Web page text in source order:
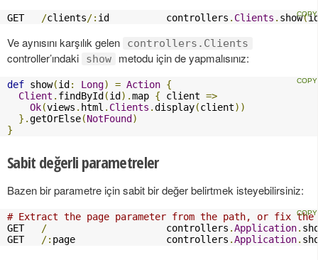
GET /clients/: id          controllers . Clients . show(
Ve aynısını karşılık gelen controllers.Clients
controller’ındaki show metodu için de yapmalısınız:
def show(id : Long) = Action {
Client . findById (id ).map { client =>
Ok(views . html . Clients .display(client))
}.getOrElse(NotFound )
}
Sabit değerli parametreler
Bazen bir parametre için sabit bir değer belirtmek isteyebilirsiniz:
# Extract the page parameter from the path, or fix
GET
/
                     controllers
.Application.
GET
/: page                controllers .Application.